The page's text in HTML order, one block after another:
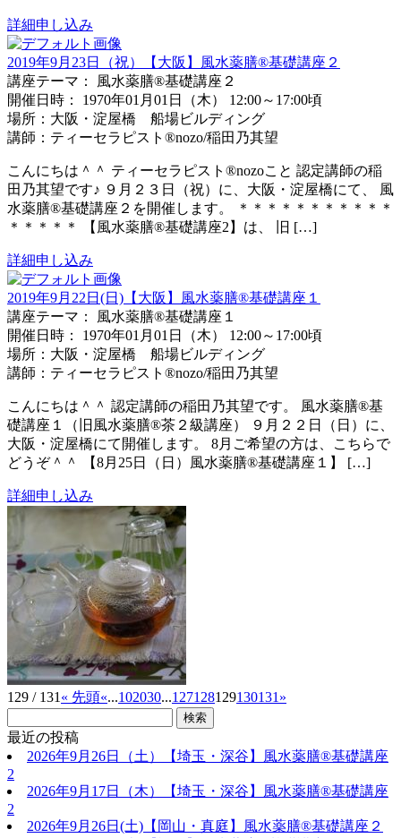
詳細申し込み
2019年9月23日（祝）【大阪】風水薬膳®基礎講座２
講座テーマ： 風水薬膳®基礎講座２
開催日時： 1970年01月01日（木） 12:00～17:00頃
場所：大阪・淀屋橋 船場ビルディング
講師：ティーセラピスト®nozo/稲田乃其望
こんにちは＾＾ ティーセラピスト®nozoこと 認定講師の稲
田乃其望です♪ ９月２３日（祝）に、大阪・淀屋橋にて、 風
水薬膳®基礎講座２を開催します。 ＊＊＊＊＊＊＊＊＊＊＊
＊＊＊＊＊ 【風水薬膳®︎基礎講座2】は、 旧 […]
詳細申し込み
2019年9月22日(日)【大阪】風水薬膳®基礎講座１
講座テーマ： 風水薬膳®基礎講座１
開催日時： 1970年01月01日（木） 12:00～17:00頃
場所：大阪・淀屋橋 船場ビルディング
講師：ティーセラピスト®nozo/稲田乃其望
こんにちは＾＾ 認定講師の稲田乃其望です。 風水薬膳®基
礎講座１（旧風水薬膳®茶２級講座） ９月２２日（日）に、
大阪・淀屋橋にて開催します。 8月ご希望の方は、こちらで
どうぞ＾＾ 【8月25日（日）風水薬膳®基礎講座１】 […]
詳細申し込み
129 / 131 « 先頭«...102030...127128129130131 »
最近の投稿
2026年9月26日（土）【埼玉・深谷】風水薬膳®基礎講座
2
2026年9月17日（木）【埼玉・深谷】風水薬膳®基礎講座
2
2026年9月26日(土)【岡山・真庭】風水薬膳®基礎講座２